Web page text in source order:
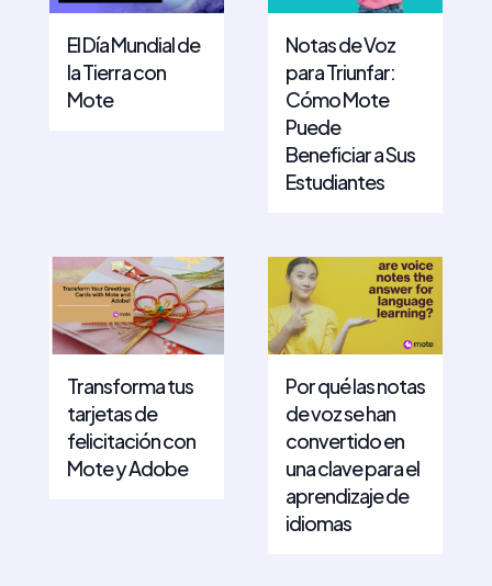
El Día Mundial de
la Tierra con
Mote
Notas de Voz
para Triunfar:
Cómo Mote
Puede
Beneficiar a Sus
Estudiantes
Transforma tus
tarjetas de
felicitación con
Mote y Adobe
Por qué las notas
de voz se han
convertido en
una clave para el
aprendizaje de
idiomas